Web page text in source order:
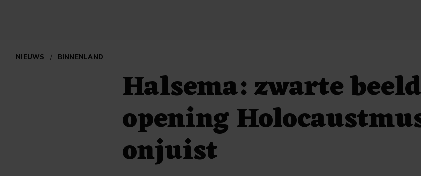
NIEUWS / BINNENLAND
Halsema: zwarte
opening
onjuist